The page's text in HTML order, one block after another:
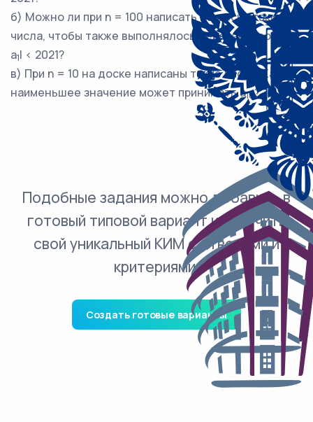
б) Можно ли при n = 100 написать на доске такие
числа, чтобы также выполнялось неравенство |a
-
a1| < 2021?
в) При n = 10 на доске написаны такие числа. Какое
наименьшее значение может принимать a10?
Подобные задания можно добавить в
готовый типовой вариант и получить
свой уникальный КИМ с ответами и
критериями.
Создать готовые варианты